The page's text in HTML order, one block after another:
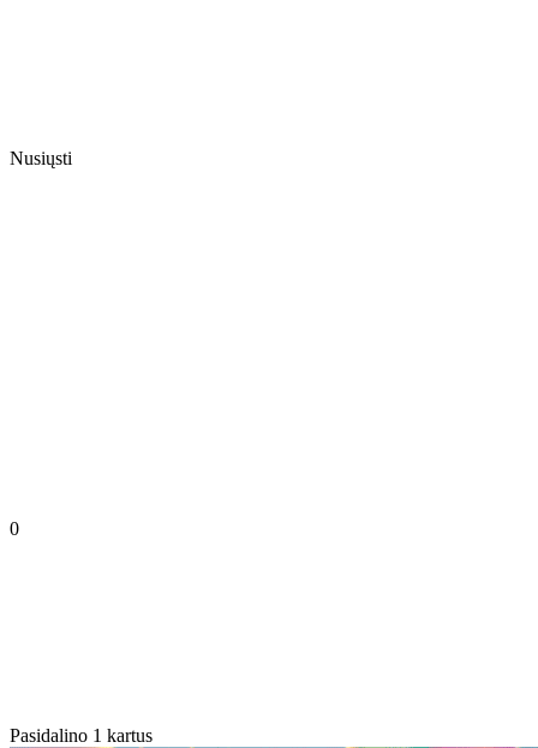
Nusiųsti
0
Pasidalino 1 kartus